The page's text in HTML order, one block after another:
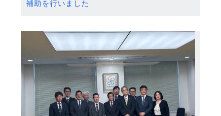
補助を行いました